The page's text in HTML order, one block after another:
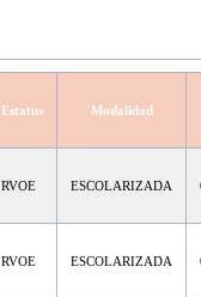
Estatus Modalidad
RVOE ESCOLARIZADA
RVOE ESCOLARIZADA